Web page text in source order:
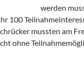
werden
100
mussten am
ohne